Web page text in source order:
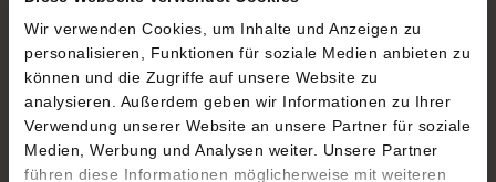
Wir verwenden Cookies, um Inhalte und Anzeigen zu
personalisieren, Funktionen für soziale Medien anbieten zu
können und die Zugriffe auf unsere Website zu
analysieren. Außerdem geben wir Informationen zu Ihrer
Verwendung unserer Website an unsere Partner für soziale
Medien, Werbung und Analysen weiter. Unsere Partner
führen diese Informationen möglicherweise mit weiteren
Spaziergängen.
Der Norden Brandenburgs lädt ein zu ausgedehnten
Wanderungen oder Radtouren übers Land und durch
zauberhafte kleine Dörfer. Wenn Sie das Wasser suchen, haben
Sie hier die Qual der Wahl: mit dem Paddelboot sportlich einige
Kilometer auf der Havel entlang oder mit dem Wassertreter